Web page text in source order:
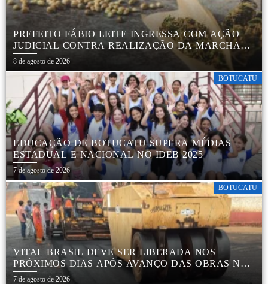
PREFEITO FÁBIO LEITE INGRESSA COM AÇÃO
JUDICIAL CONTRA REALIZAÇÃO DA MARCHA
DA MACONHA EM BOTUCATU
8 de agosto de 2026
BOTUCATU
EDUCAÇÃO DE BOTUCATU SUPERA MÉDIAS
ESTADUAL E NACIONAL NO IDEB 2025
7 de agosto de 2026
BOTUCATU
VITAL BRASIL DEVE SER LIBERADA NOS
PRÓXIMOS DIAS APÓS AVANÇO DAS OBRAS NA
REGIÃO DA RODOVIÁRIA
7 de agosto de 2026